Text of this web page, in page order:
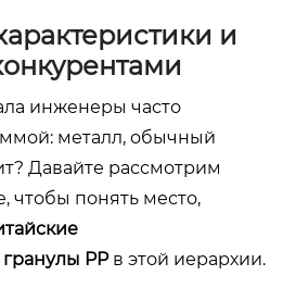
и
инженеры часто
металл, обычный
Давайте рассмотрим
чтобы понять место,
PPв этой иерархии.